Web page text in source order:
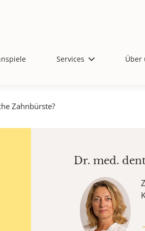
Services Über
Zahnbürste?
Dr. med.